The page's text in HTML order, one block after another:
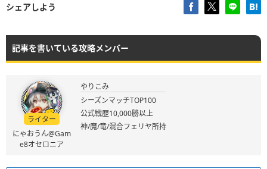
シェアしよう
記事を書いている攻略メンバー
ライター
にゃおうん@Gam
e8オセロニア
やりこみ
シーズンマッチTOP100
公式戦歴10,000勝以上
神/魔/竜/混合フェリヤ所持